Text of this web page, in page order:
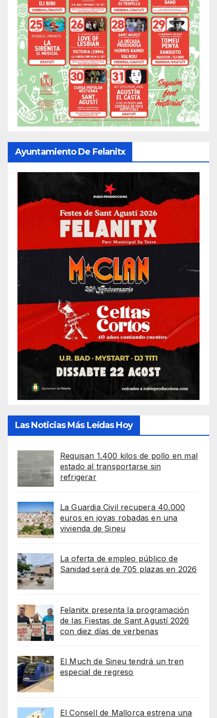
Ayuntamiento De Felanitx
Las Noticias Más Leídas Hoy
Requisan 1.400 kilos de pollo en mal
estado al transportarse sin
refrigerar
La Guardia Civil recupera 40.000
euros en joyas robadas en una
vivienda de Sineu
La oferta de empleo público de
Sanidad será de 705 plazas en 2026
Felanitx presenta la programación
de las Fiestas de Sant Agustí 2026
con diez días de verbenas
El Much de Sineu tendrá un tren
especial de regreso
El Consell de Mallorca estrena una